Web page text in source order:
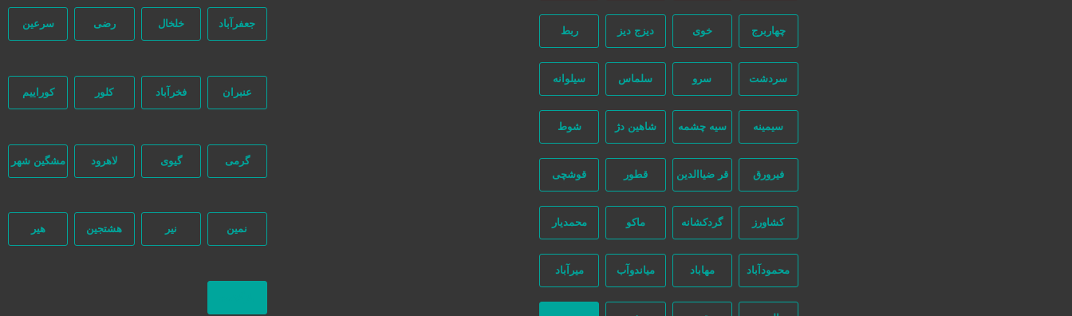
چهاربرج خوی دیزج دیز ربط
سردشت سرو سلماس سیلوانه
سیمینه سیه چشمه شاهین دژ شوط
فیرورق قر ضیاالدین قطور قوشچی
کشاورز گردکشانه ماکو محمدیار
محمودآباد مهاباد میاندوآب میرآباد
جعفرآباد خلخال رضی سرعین
عنبران فخرآباد کلور کوراییم
گرمی گیوی لاهرود مشگین شهر
نمین نیر هشتجین هیر